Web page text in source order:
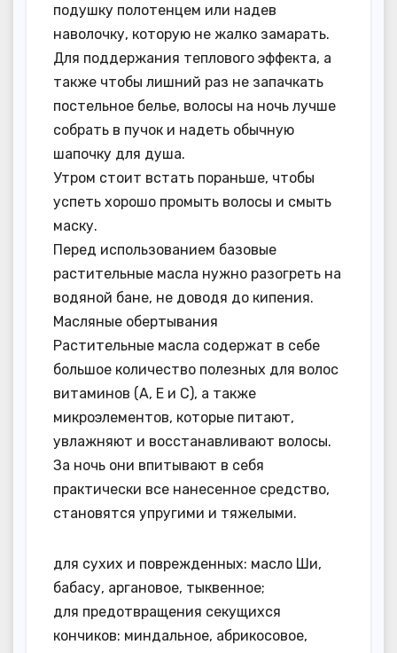
подушку полотенцем или надев
наволочку, которую не жалко замарать.
Для поддержания теплового эффекта, а
также чтобы лишний раз не запачкать
постельное белье, волосы на ночь лучше
собрать в пучок и надеть обычную
шапочку для душа.
Утром стоит встать пораньше, чтобы
успеть хорошо промыть волосы и смыть
маску.
Перед использованием базовые
растительные масла нужно разогреть на
водяной бане, не доводя до кипения.
Масляные обертывания
Растительные масла содержат в себе
большое количество полезных для волос
витаминов (А, Е и С), а также
микроэлементов, которые питают,
увлажняют и восстанавливают волосы.
За ночь они впитывают в себя
практически все нанесенное средство,
становятся упругими и тяжелыми.
для сухих и поврежденных: масло Ши,
бабасу, аргановое, тыквенное;
для предотвращения секущихся
кончиков: миндальное, абрикосовое,